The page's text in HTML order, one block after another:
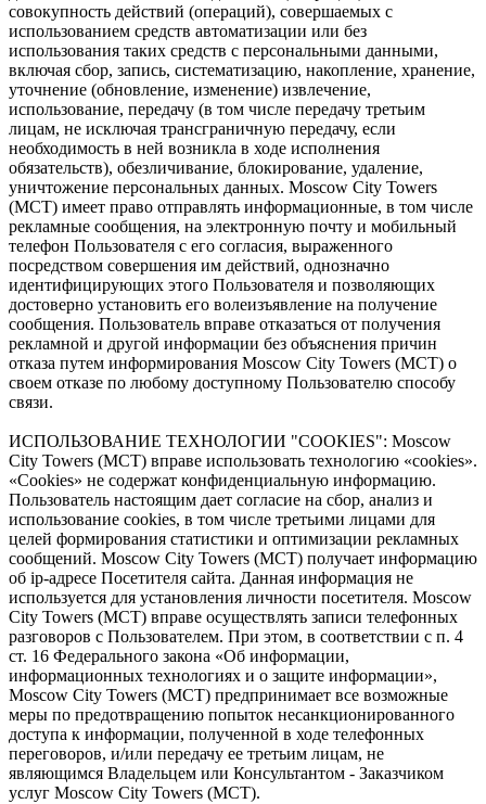
совокупность действий (операций), совершаемых с
использованием средств автоматизации или без
использования таких средств с персональными данными,
включая сбор, запись, систематизацию, накопление, хранение,
уточнение (обновление, изменение) извлечение,
использование, передачу (в том числе передачу третьим
лицам, не исключая трансграничную передачу, если
необходимость в ней возникла в ходе исполнения
обязательств), обезличивание, блокирование, удаление,
уничтожение персональных данных. Moscow City Towers
(МСТ) имеет право отправлять информационные, в том числе
рекламные сообщения, на электронную почту и мобильный
телефон Пользователя с его согласия, выраженного
посредством совершения им действий, однозначно
идентифицирующих этого Пользователя и позволяющих
достоверно установить его волеизъявление на получение
сообщения. Пользователь вправе отказаться от получения
рекламной и другой информации без объяснения причин
отказа путем информирования Moscow City Towers (МСТ) о
своем отказе по любому доступному Пользователю способу
связи.
ИСПОЛЬЗОВАНИЕ ТЕХНОЛОГИИ "COOKIES": Moscow
City Towers (МСТ) вправе использовать технологию «cookies».
«Cookies» не содержат конфиденциальную информацию.
Пользователь настоящим дает согласие на сбор, анализ и
использование cookies, в том числе третьими лицами для
целей формирования статистики и оптимизации рекламных
сообщений. Moscow City Towers (МСТ) получает информацию
об ip-адресе Посетителя сайта. Данная информация не
используется для установления личности посетителя. Moscow
City Towers (МСТ) вправе осуществлять записи телефонных
разговоров с Пользователем. При этом, в соответствии с п. 4
ст. 16 Федерального закона «Об информации,
информационных технологиях и о защите информации»,
Moscow City Towers (МСТ) предпринимает все возможные
меры по предотвращению попыток несанкционированного
доступа к информации, полученной в ходе телефонных
переговоров, и/или передачу ее третьим лицам, не
являющимся Владельцем или Консультантом - Заказчиком
услуг Moscow City Towers (МСТ).